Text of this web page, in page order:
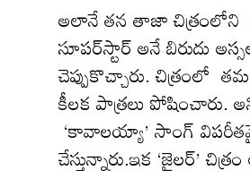
అలానే త‌న తాజా చిత్రంలోని
సూపర్‌స్టార్‌ అనే బిరుదు
చెప్పుకొచ్చారు. చిత్రంలో
కీలక పాత్ర‌లు పోషించారు.
‘కావాలయ్యా’ సాంగ్
చేస్తున్నారు.ఇక ‘జైలర్‌’